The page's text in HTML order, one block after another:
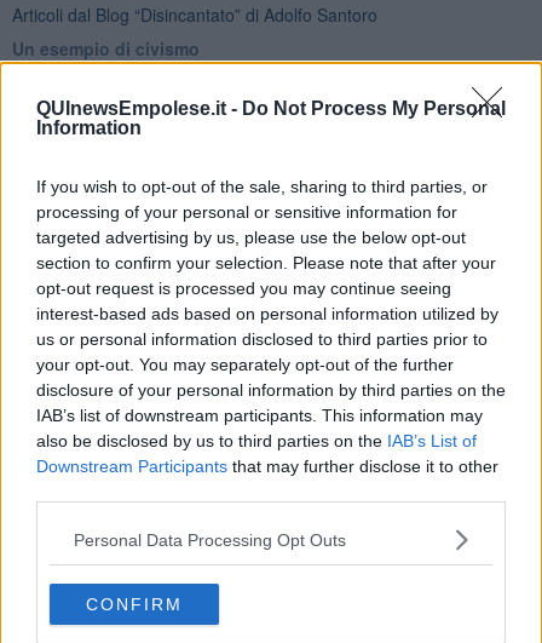
QUInewsEmpolese.it - Do Not Process My Personal
Information
If you wish to opt-out of the sale, sharing to third parties, or
processing of your personal or sensitive information for
targeted advertising by us, please use the below opt-out
section to confirm your selection. Please note that after your
opt-out request is processed you may continue seeing
interest-based ads based on personal information utilized by
us or personal information disclosed to third parties prior to
your opt-out. You may separately opt-out of the further
disclosure of your personal information by third parties on the
IAB’s list of downstream participants. This information may
also be disclosed by us to third parties on the IAB’s List of
Downstream Participants that may further disclose it to other
Personal Data Processing Opt Outs
CONFIRM
Articoli dal Blog “Disincantato” di Adolfo Santoro
​Un esempio di civismo
​Linee guida per organizzare il civismo della complessità
​Il ripristino della natura secondo la legge e l’impegno dei
Cittadini
Tutti morimmo a stento (2)
​Tutti morimmo a stento (1)
IL CORRIDOIO BLU il resoconto del convegno
Un manuale essenziale per seguire il CORRIDOIO BLU
Il corridoio blu
​Il cronoprogramma ottimale verso il full electric sui traghetti
​I costi dell’adeguamento al cold ironing
Alcune domande da esordiente agli esperti che decidono le
sorti dell’Elba
Verso il full electric a gestione pubblica dei traghetti​
​La Scienza dei Cittadini e i Cittadini per l’Aria
Trump e le sue guerre contro i deboli e contro la terra
​Le furbate elettorali della Meloni e la testardaggine
dell’opposizione
​Date loro l’Oscar al posto del Nobel per la Pace
L'umanizzazione dell'economia e della politica
​Dopo il diluvio dei NO: un patto intergenerazionale
​Un grandioso NO ai falchi teocratici e ai loro vassalli
La religione è la cocaina dei potenti